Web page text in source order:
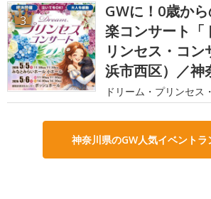
3
GWに！0歳か
楽コンサート「
リンセス・コ
浜市西区）／神
ドリーム・プリンセス
神奈川県のGW人気イベントラ